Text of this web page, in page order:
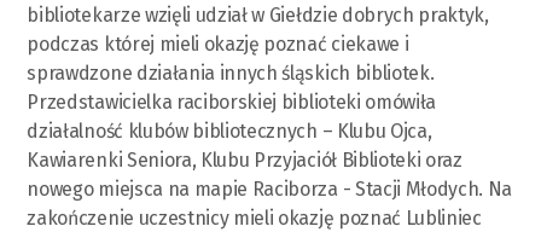
bibliotekarze wzięli udział w Giełdzie dobrych praktyk,
podczas której mieli okazję poznać ciekawe i
sprawdzone działania innych śląskich bibliotek.
Przedstawicielka raciborskiej biblioteki omówiła
działalność klubów bibliotecznych – Klubu Ojca,
Kawiarenki Seniora, Klubu Przyjaciół Biblioteki oraz
nowego miejsca na mapie Raciborza - Stacji Młodych. Na
zakończenie uczestnicy mieli okazję poznać Lubliniec